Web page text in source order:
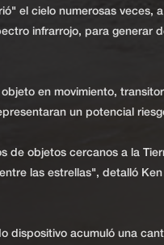
el cielo numerosas veces,
infrarrojo, para generar
en movimiento,
un potencial
de objetos cercanos a la
las estrellas", detalló
dispositivo acumuló una